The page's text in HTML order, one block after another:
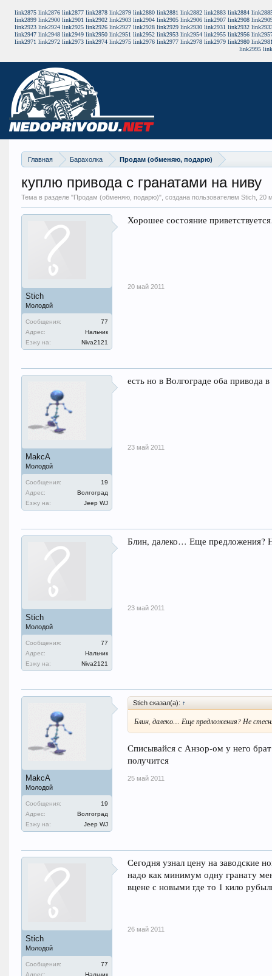
link2875 link2876 link2877 link2878 link2879 link2880 link2881 link2882 link2883 link2884
link2899 link2900 link2901 link2902 link2903 link2904 link2905 link2906 link2907 link2908
link2923 link2924 link2925 link2926 link2927 link2928 link2929 link2930 link2931 link2932
link2947 link2948 link2949 link2950 link2951 link2952 link2953 link2954 link2955 link2956
link2971 link2972 link2973 link2974 link2975 link2976 link2977 link2978 link2979 link2980
link2995
Главная Барахолка Продам (обменяю, подарю)
куплю привода с гранатами на ниву
Тема в разделе "Продам (обменяю, подарю)", создана пользователем Stich, 20
Stich
Молодой
Сообщения:
77
Адрес:
Нальчик
Езжу на:
Niva2121
Хорошее состояние
20 май 2011
MakcA
Молодой
Сообщения:
19
Адрес:
Волгоград
Езжу на:
Jeep WJ
есть но в Волгограде оба привода
23 май 2011
Stich
Молодой
Сообщения:
77
Адрес:
Нальчик
Езжу на:
Niva2121
Блин, далеко… Еще предложения?
23 май 2011
MakcA
Молодой
Сообщения:
19
Адрес:
Волгоград
Езжу на:
Jeep WJ
Stich сказал(а): ↑
Блин, далеко… Еще предложения? Не
Списывайся с Анзор-ом у него
получится
25 май 2011
Stich
Молодой
Сообщения:
77
Адрес:
Нальчик
Сегодня узнал цену на заводские
надо как минимум одну гранату
вцене с новыми где то 1 кило
26 май 2011